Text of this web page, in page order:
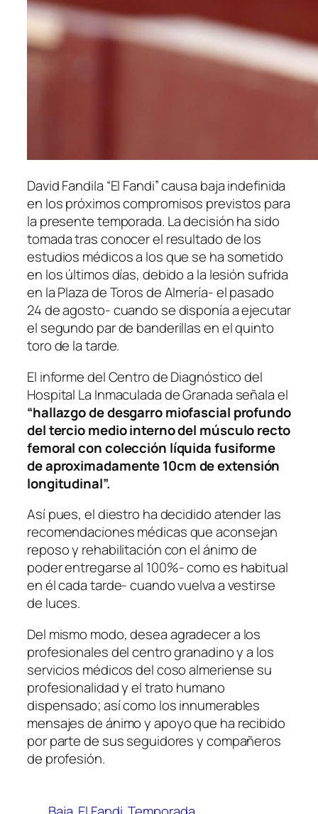
David Fandila “El Fandi” causa baja indefinida
en los próximos compromisos previstos para
la presente temporada. La decisión ha sido
tomada tras conocer el resultado de los
estudios médicos a los que se ha sometido
en los últimos días, debido a la lesión sufrida
en la Plaza de Toros de Almería- el pasado
24 de agosto- cuando se disponía a ejecutar
el segundo par de banderillas en el quinto
toro de la tarde.
El informe del Centro de Diagnóstico del
Hospital La Inmaculada de Granada señala el
“hallazgo de desgarro miofascial profundo
del tercio medio interno del músculo recto
femoral con colección líquida fusiforme
de aproximadamente 10cm de extensión
longitudinal”.
Así pues, el diestro ha decidido atender las
recomendaciones médicas que aconsejan
reposo y rehabilitación con el ánimo de
poder entregarse al 100%- como es habitual
en él cada tarde- cuando vuelva a vestirse
de luces.
Del mismo modo, desea agradecer a los
profesionales del centro granadino y a los
servicios médicos del coso almeriense su
profesionalidad y el trato humano
dispensado; así como los innumerables
mensajes de ánimo y apoyo que ha recibido
por parte de sus seguidores y compañeros
de profesión.